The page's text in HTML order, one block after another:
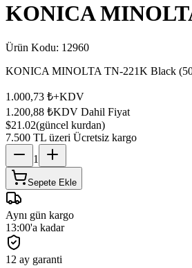
KONICA
Ürün Kodu: 12960
KONICA MINOLTA TN-221K Black
1.000,73 ₺+KDV
1.200,88 ₺KDV Dahil Fiyat
$21.02(güncel kurdan)
7.500 TL üzeri Ücretsiz kargo
1
Sepete Ekle
Aynı gün kargo
13:00'a kadar
12 ay garanti